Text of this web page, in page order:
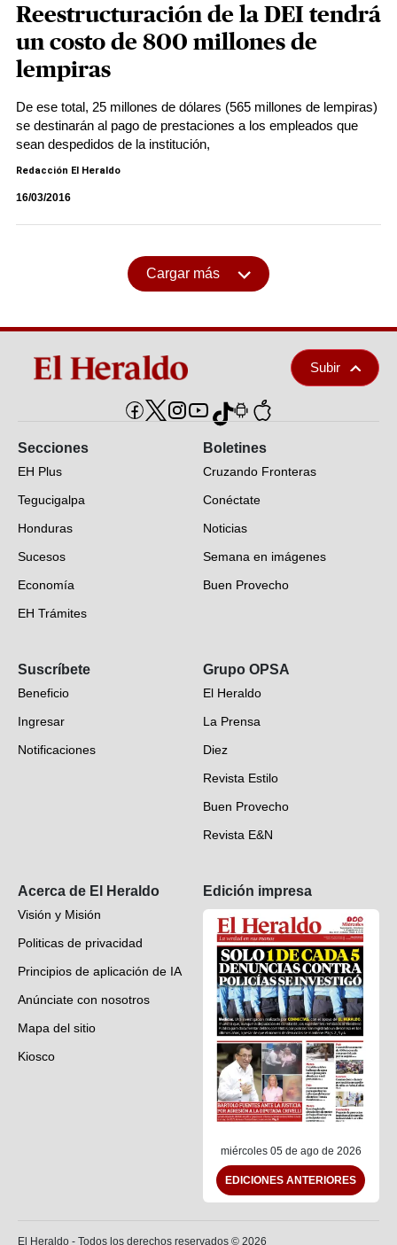
Reestructuración de la DEI tendrá
un costo de 800 millones de
lempiras
De ese total, 25 millones de dólares (565 millones de lempiras)
se destinarán al pago de prestaciones a los empleados que
sean despedidos de la institución,
Redacción El Heraldo
16/03/2016
Cargar más
Subir
Secciones
EH Plus
Tegucigalpa
Honduras
Sucesos
Economía
EH Trámites
EH Verifica
Fotogalerías
Deportes
Videos
Boletines
Cruzando Fronteras
Conéctate
Noticias
Semana en imágenes
Buen Provecho
Suscríbete
Beneficio
Ingresar
Notificaciones
Grupo OPSA
El Heraldo
La Prensa
Diez
Revista Estilo
Buen Provecho
Revista E&N
Acerca de El Heraldo
Visión y Misión
Politicas de privacidad
Principios de aplicación de IA
Anúnciate con nosotros
Mapa del sitio
Kiosco
Edición impresa
miércoles 05 de ago de 2026
EDICIONES ANTERIORES
El Heraldo - Todos los derechos reservados © 2026